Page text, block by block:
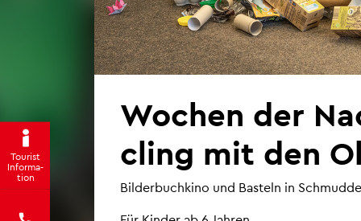
Tou­rist
In­for­ma­
ti­on
Wo­chen der
cling mit den
Bil­der­buch­ki­no und Bas­teln in